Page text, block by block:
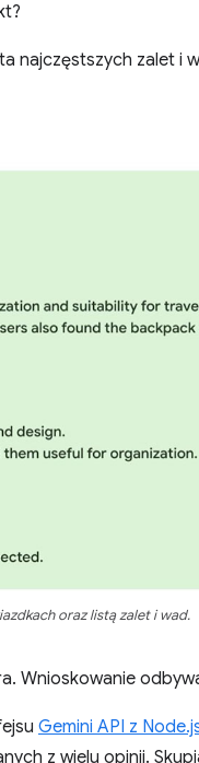
najczęstszych zalet i
oraz listą zalet i wad.
Wnioskowanie
Gemini API z
z wielu opinii.